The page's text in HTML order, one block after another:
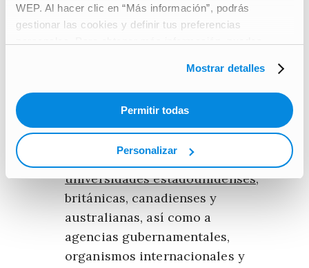
WEP. Al hacer clic en “Más información”, podrás
gestionar las cookies y definir tus preferencias
Mostrar detalles
Permitir todas
Personalizar
aproximadamente 3 horas
Foreign Language
deseen acceder a facultades y
universidades estadounidenses,
británicas, canadienses y
australianas, así como a
agencias gubernamentales,
organismos internacionales y